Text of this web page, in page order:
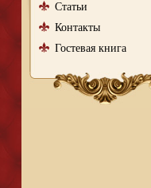
Статьи
Контакты
Гостевая книга